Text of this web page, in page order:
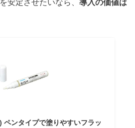
安定させたいなら、 導入の価値は
ペンタイプで塗りやすいフラッ